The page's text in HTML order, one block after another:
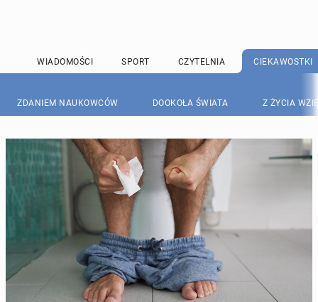
WIADOMOŚCI SPORT CZYTELNIA CIEKAWOSTKI
ZDANIEM NAUKOWCÓW DOOKOŁA ŚWIATA Z ŻYCIA